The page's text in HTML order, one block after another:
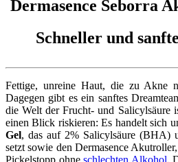
Dermasence Seborra
Schneller und
Fettige, unreine Haut, die zu Akne
Dagegen gibt es ein sanftes
die Welt der Frucht- und Salicylsäure
einen Blick riskieren: Es handelt sich
Gel, das auf 2% Salicylsäure (BHA)
setzt sowie den Dermasence